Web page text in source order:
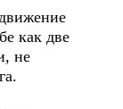
как две
не